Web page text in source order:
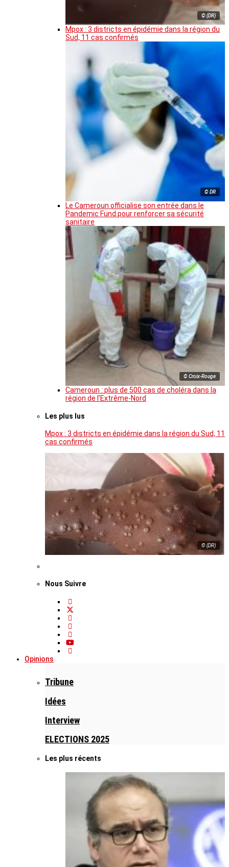
© (DR)
Mpox : 3 districts en épidémie dans la région du
Sud, 11 cas confirmés
© DR
Le Cameroun officialise son entrée dans le
Pandemic Fund pour renforcer sa sécurité
sanitaire
© Croix-Rouge
Cameroun : plus de 500 cas de choléra dans la
région de l’Extrême-Nord
Les plus lus
Mpox : 3 districts en épidémie dans la région du Sud, 11
cas confirmés
© (DR)
Nous Suivre
Opinions
Tribune
Idées
Interview
ELECTIONS 2025
Les plus récents